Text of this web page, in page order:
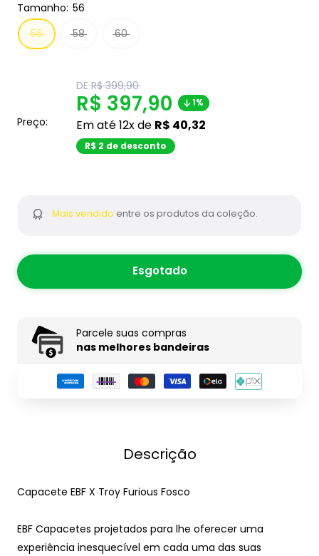
Tamanho: 56
56
58 60
Preço:
DETranslation
missing:
pt-
BR.product.general.regular_price
R$ 399,90
Translation
missing:
pt-
R$ 397,90 1%
Em até 12x de R$ 40,32
R$ 2 de desconto
Mais vendido entre os produtos da coleção.
Esgotado
Parcele suas compras
nas melhores bandeiras
Descrição
Capacete EBF X Troy Furious Fosco
EBF Capacetes projetados para lhe oferecer uma
experiência inesquecível em cada uma das suas